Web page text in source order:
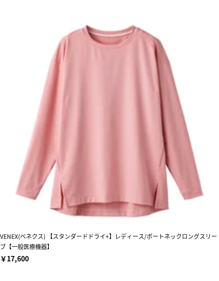
VENEX(ベネクス) 【スタンダードドライ+】レディース/ボートネックロングスリー
ブ【一般医療機器】
￥17,600